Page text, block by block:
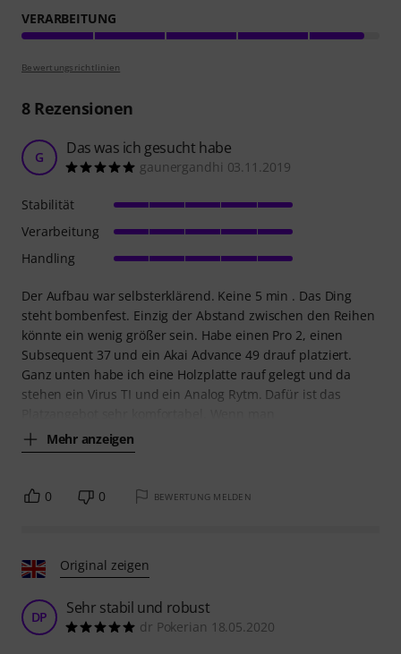
VERARBEITUNG
Bewertungsrichtlinien
8Rezensionen
G Das was ich gesucht habe
gaunergandhi 03.11.2019
Der Aufbau war selbsterklärend. Keine 5 min . Das Ding
steht bombenfest. Einzig der Abstand zwischen den Reihen
könnte ein wenig größer sein. Habe einen Pro 2, einen
Subsequent 37 und ein Akai Advance 49 drauf platziert.
Ganz unten habe ich eine Holzplatte rauf gelegt und da
stehen ein Virus TI und ein Analog Rytm. Dafür ist das
Mehr anzeigen
Stabilität
Verarbeitung
Handling
0 0 BEWERTUNG MELDEN
Original zeigen
DP Sehr stabil und robust
dr Pokerian 18.05.2020